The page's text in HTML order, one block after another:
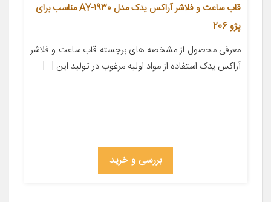
قاب ساعت و فلاشر آراکس یدک مدل AY-1930 مناسب برای
پژو 206
معرفی محصول از مشخصه های برجسته قاب ساعت و فلاشر
آراکس یدک استفاده از مواد اولیه مرغوب در تولید این […]
بررسی و خرید